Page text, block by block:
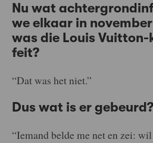
Nu wat
we elkaar in
was die Louis Vuitton-
feit?
“Dat was het niet.”
Dus wat is er gebeurd?
“Iemand belde me net en zei: